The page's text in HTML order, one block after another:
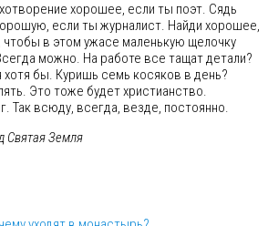
хорошее, если ты поэт. Сядь
если ты журналист. Найди хорошее,
чтобы в этом ужасе маленькую щелочку
можно. На работе все тащат детали?
хотя бы. Куришь семь косяков в день?
Это тоже будет христианство.
Так всюду, всегда, везде, постоянно.
Святая Земля